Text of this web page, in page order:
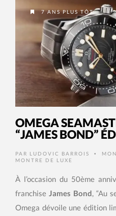
7 ANS PLUS TÔT
OMEGA
“JAMES BOND”
PAR LUDOVIC BARROIS •
MONTRE DE LUXE
À l’occasion du 50ème
franchise James Bond, “Au
Omega dévoile une édition